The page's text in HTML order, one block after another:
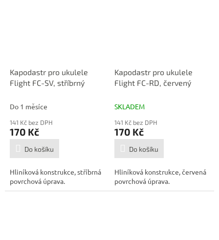
Kapodastr pro ukulele
Flight FC-SV, stříbrný
Do 1 měsíce
141 Kč bez DPH
170 Kč
Do košíku
Hliníková konstrukce, stříbrná
povrchová úprava.
Kapodastr pro ukulele
Flight FC-RD, červený
SKLADEM
141 Kč bez DPH
170 Kč
Do košíku
Hliníková konstrukce, červená
povrchová úprava.